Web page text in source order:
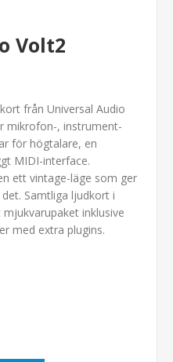
Volt2
från Universal Audio
mikrofon-, instrument-
för högtalare, en
MIDI-interface.
ett vintage-läge som ger
Samtliga ljudkort i
inklusive
med extra plugins.